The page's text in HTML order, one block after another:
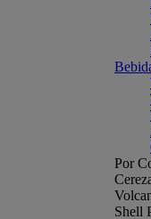
Por
Shell